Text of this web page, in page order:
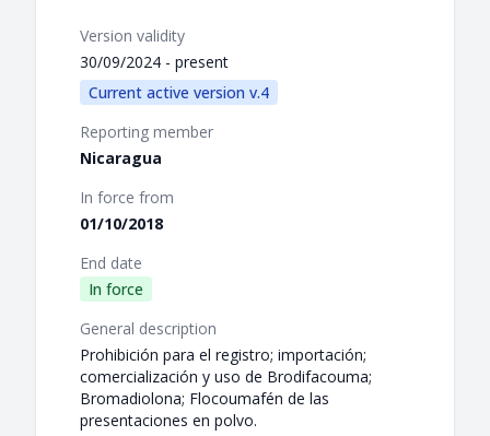
Version validity
30/09/2024 - present
Current active version v.4
Reporting member
Nicaragua
In force from
01/10/2018
End date
In force
General description
Prohibición para el registro; importación;
comercialización y uso de Brodifacouma;
Bromadiolona; Flocoumafén de las
presentaciones en polvo.